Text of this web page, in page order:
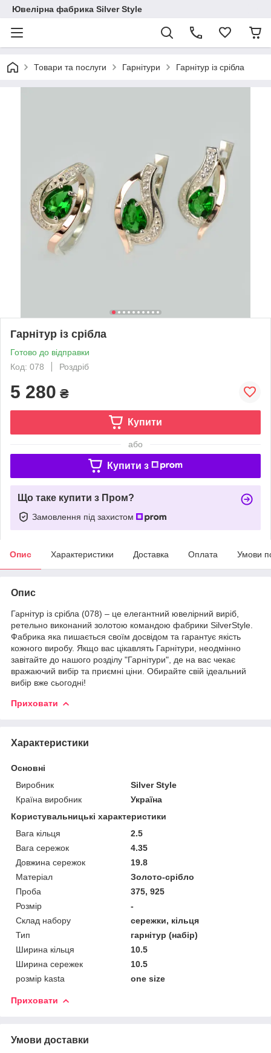
Ювелірна фабрика Silver Style
Товари та послуги Гарнітури Гарнітур із срібла
Гарнітур із срібла
Готово до відправки
Код: 078
Роздріб
5 280 ₴
Купити
або
Купити з
Що таке купити з Пром?
Замовлення під захистом
Опис Характеристики Доставка Оплата Умови
Опис
Гарнітур із срібла (078) – це елегантний ювелірний виріб,
ретельно виконаний золотою командою фабрики SilverStyle.
Фабрика яка пишається своїм досвідом та гарантує якість
кожного виробу. Якщо вас цікавлять Гарнітури, неодмінно
завітайте до нашого розділу "Гарнітури", де на вас чекає
вражаючий вибір та приємні ціни. Обирайте свій ідеальний
вибір вже сьогодні!
Приховати
Характеристики
Основні
Виробник
Silver Style
Країна виробник
Україна
Користувальницькі характеристики
Вага кільця
2.5
Вага сережок
4.35
Довжина сережок
19.8
Матеріал
Золото-срібло
Проба
375, 925
Розмір
-
Склад набору
сережки, кільця
Тип
гарнітур (набір)
Ширина кільця
10.5
Ширина сережек
10.5
розмір kasta
one size
Приховати
Умови доставки